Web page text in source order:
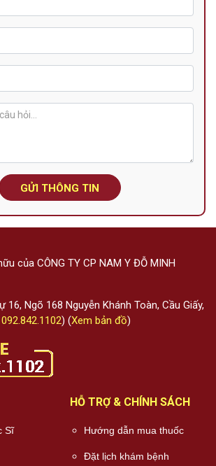
GỬI THÔNG TIN
của CÔNG TY CP NAM Y ĐỖ MINH
16, Ngõ 168 Nguyễn Khánh Toàn, Cầu Giấy,
092.842.1102) (Xem bản đồ)
Sĩ
HỖ TRỢ & CHÍNH SÁCH
Hướng dẫn mua thuốc
Đặt lịch khám bệnh